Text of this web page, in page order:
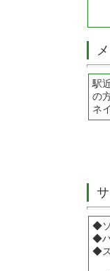
駅
の
ネ
◆
◆
◆